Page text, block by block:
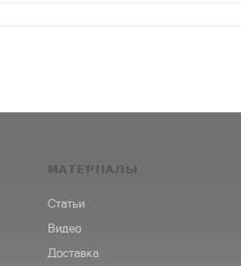
МАТЕРИАЛЫ
Статьи
Видео
Доставка